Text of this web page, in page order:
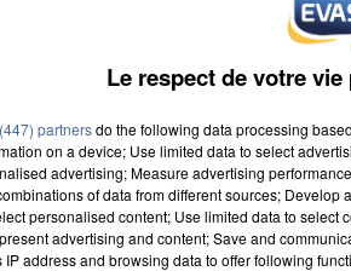
Le respect de votre
partnersdo the following data processing
on a device; Use limited data to select
advertising; Measure advertising
of data from different sources;
personalised content; Use limited data to select
advertising and content; Save and
IP address and browsing data to offer following